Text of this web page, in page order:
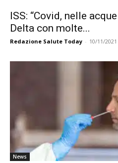
ISS: “Covid, nelle
Delta con molte...
Redazione Salute Today - 10/11/2021
News